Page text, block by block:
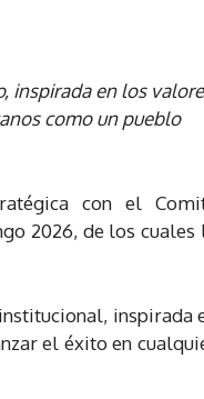
inspirada en los
como un pueblo
con el
2026, de los cuales
inspirada
el éxito en